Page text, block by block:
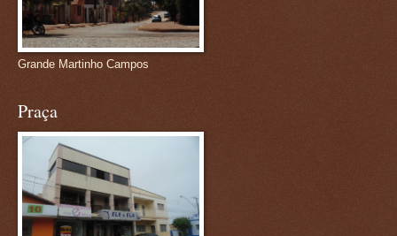
Grande Martinho Campos
Praça